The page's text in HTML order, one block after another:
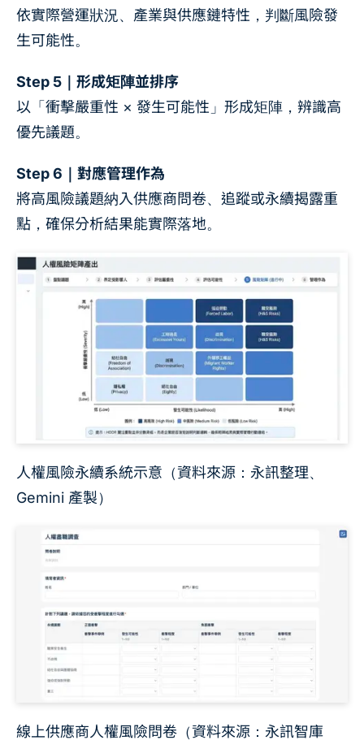
依實際營運狀況、產業與供應鏈特性，判斷風險發
生可能性。
Step 5｜形成矩陣並排序
以「衝擊嚴重性 × 發生可能性」形成矩陣，辨識高
優先議題。
Step 6｜對應管理作為
將高風險議題納入供應商問卷、追蹤或永續揭露重
點，確保分析結果能實際落地。
人權風險永續系統示意（資料來源：永訊整理、
Gemini 產製）
線上供應商人權風險問卷（資料來源：永訊智庫